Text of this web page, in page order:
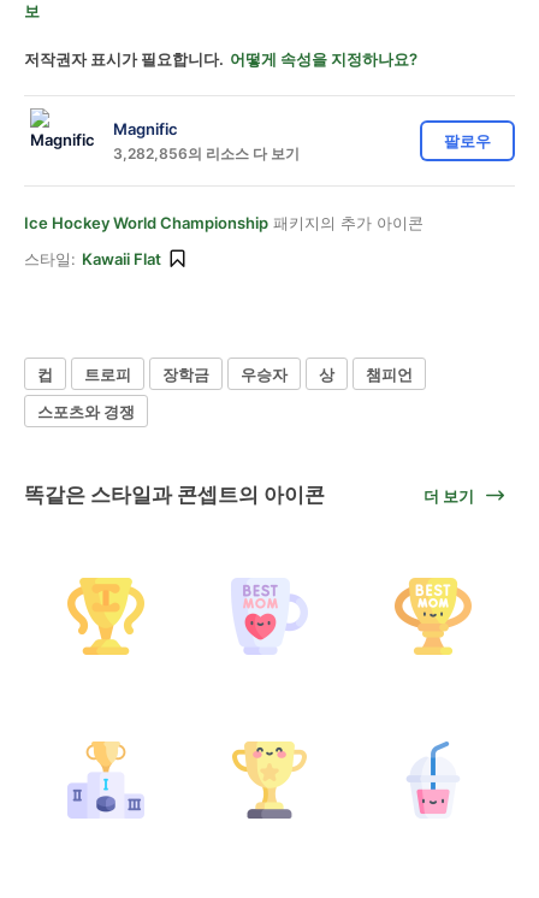
보
저작권자 표시가 필요합니다. 어떻게 속성을 지정하나요?
Magnific
3,282,856의 리소스 다 보기
팔로우
Ice Hockey World Championship 패키지의 추가 아이콘
스타일: Kawaii Flat
컵 트로피 장학금 우승자 상
챔피언
스포츠와 경쟁
똑같은 스타일과 콘셉트의 아이콘 더 보기